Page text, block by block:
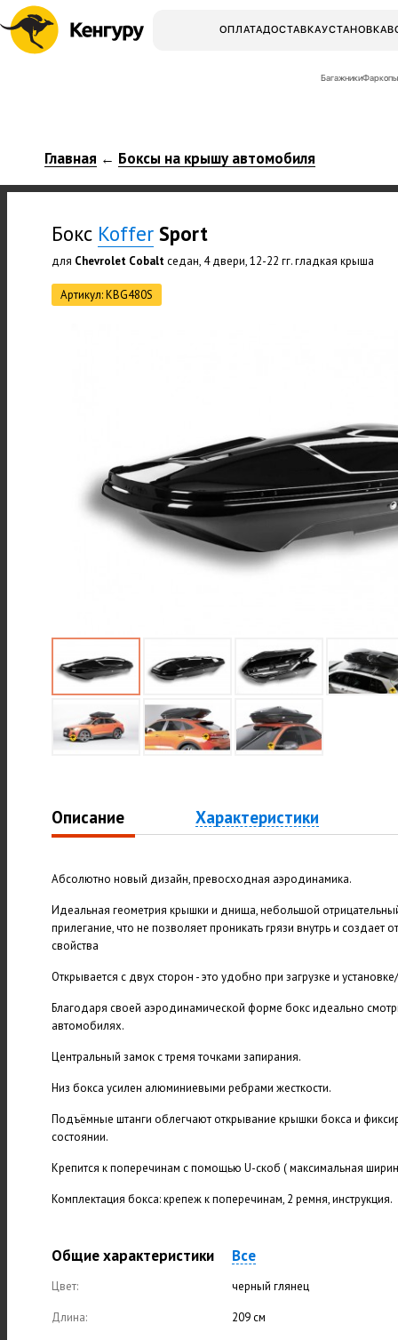
ОПЛАТАДОСТАВКАУСТАНОВКА
БагажникиФаркопы
Главная ← Боксы на крышу автомобиля
Бокс Koffer Sport
для Chevrolet Cobaltседан, 4 двери, 12-22 гг. гладкая крыша
Артикул: KBG480S
Описание Характеристики
Абсолютно новый дизайн, превосходная аэродинамика.
Идеальная геометрия крышки и днища, небольшой
прилегание, что не позволяет проникать грязи внутрь и создает
свойства
Открывается с двух сторон - это удобно при загрузке и
Благодаря своей аэродинамической форме бокс идеально
автомобилях.
Центральный замок с тремя точками запирания.
Низ бокса усилен алюминиевыми ребрами жесткости.
Подъёмные штанги облегчают открывание крышки бокса и
состоянии.
Крепится к поперечинам с помощью U-скоб ( максимальная
Комплектация бокса: крепеж к поперечинам, 2 ремня, инструкция.
Общие характеристики Все
Цвет: черный глянец
Длина: 209 см